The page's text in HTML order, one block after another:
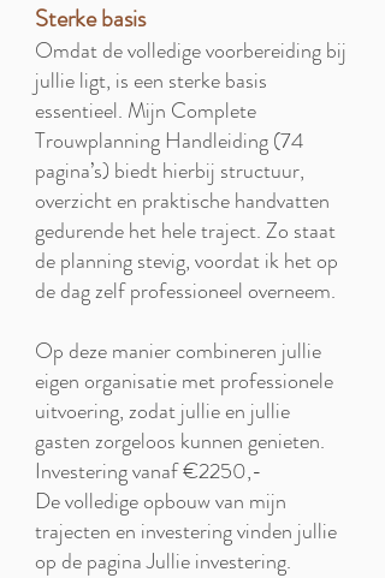
Sterke basis
Omdat de volledige voorbereiding bij
jullie ligt, is een sterke basis
essentieel. Mijn Complete
Trouwplanning Handleiding (74
pagina’s) biedt hierbij structuur,
overzicht en praktische handvatten
gedurende het hele traject. Zo staat
de planning stevig, voordat ik het op
de dag zelf professioneel overneem.
Op deze manier combineren jullie
eigen organisatie met professionele
uitvoering, zodat jullie en jullie
gasten zorgeloos kunnen genieten.
Investering vanaf €2250,-
De volledige opbouw van mijn
trajecten en investering vinden jullie
op de pagina Jullie investering.